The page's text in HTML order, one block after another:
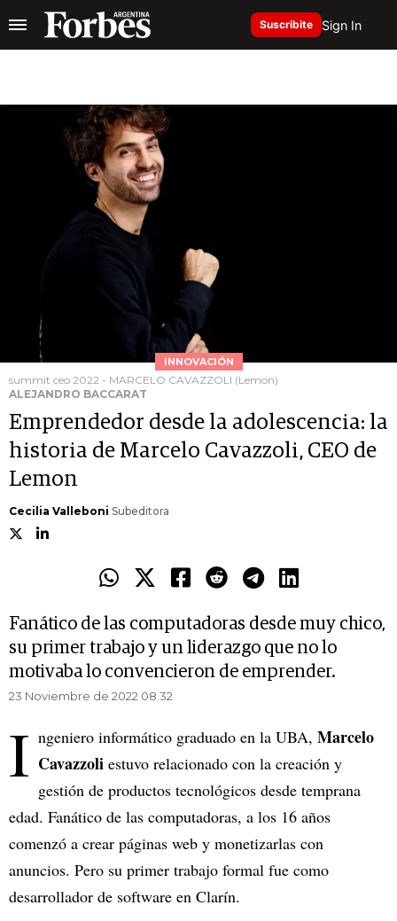
Suscribite Sign In
INNOVACIÓN
summit ceo 2022 - MARCELO CAVAZZOLI (Lemon)
ALEJANDRO BACCARAT
Emprendedor desde la adolescencia: la
historia de Marcelo Cavazzoli, CEO de
Lemon
Cecilia Valleboni Subeditora
Fanático de las computadoras desde muy chico,
su primer trabajo y un liderazgo que no lo
motivaba lo convencieron de emprender.
23 Noviembre de 2022 08.32
I ngeniero informático graduado en la UBA, Marcelo
Cavazzoli estuvo relacionado con la creación y
gestión de productos tecnológicos desde temprana
edad. Fanático de las computadoras, a los 16 años
comenzó a crear páginas web y monetizarlas con
anuncios. Pero su primer trabajo formal fue como
desarrollador de software en Clarín.